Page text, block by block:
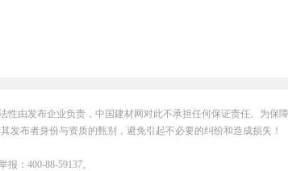
性由发布企业负责，中国建材网对此不承担任何保证责任。为保
发布者身份与资质的甄别，避免引起不必要的纠纷和造成损失！
：400-88-59137。